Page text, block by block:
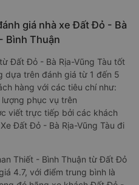
giá nhà xe Đất Đỏ - Bà
Bình Thuận
Đất Đỏ - Bà Rịa-Vũng Tàu tốt
dựa trên đánh giá từ 1 đến 5
hàng với các tiêu chí như:
phục vụ trên
viết trực tiếp bởi các khách
Đất Đỏ - Bà Rịa-Vũng Tàu đi
Thiết - Bình Thuận từ Đất Đỏ
4.7, với điểm trung bình là